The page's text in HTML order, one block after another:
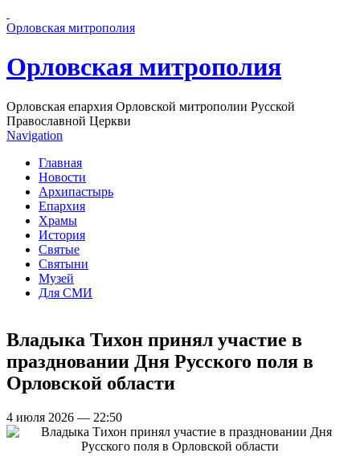
Орловская митрополия
Орловская митрополия
Орловская епархия Орловской митрополии Русской
Православной Церкви
Navigation
Главная
Новости
Архипастырь
Епархия
Храмы
История
Святые
Святыни
Музей
Для СМИ
Владыка Тихон принял участие в
праздновании Дня Русского поля в
Орловской области
4 июля 2026 — 22:50